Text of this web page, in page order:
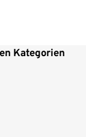
Kategorien